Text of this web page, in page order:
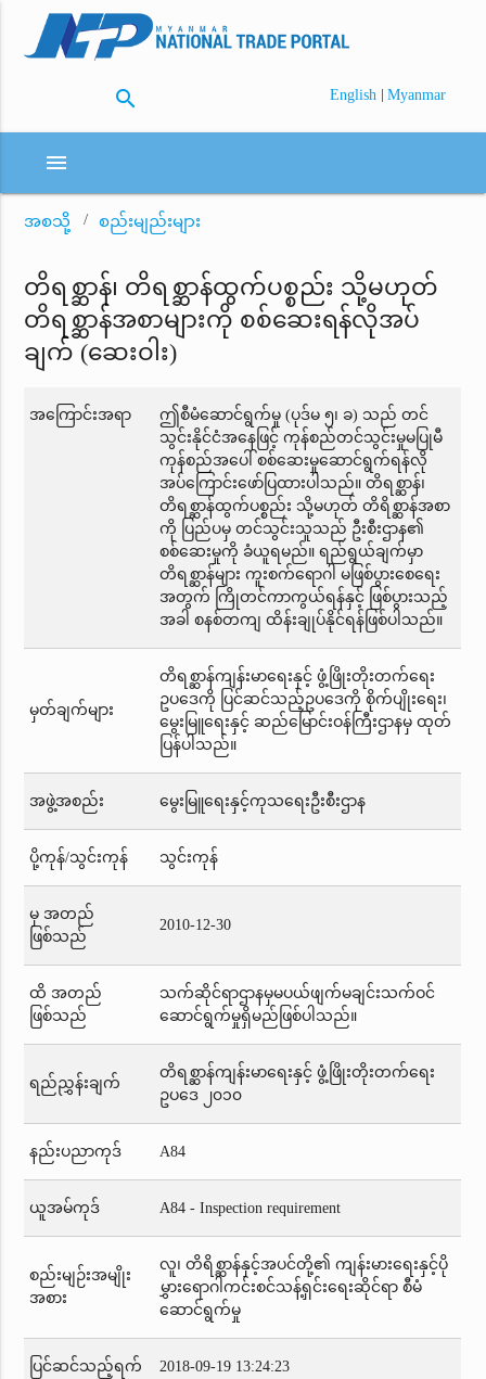
search English | Myanmar
menu
အစသို့ စည်းမျည်းများ
တိရစ္ဆာန်၊ တိရစ္ဆာန်ထွက်ပစ္စည်း သို့မဟုတ်
တိရစ္ဆာန်အစာများကို စစ်ဆေးရန်လိုအပ်
ချက် (ဆေးဝါး)
အကြောင်းအရာ
ဤစီမံဆောင်ရွက်မှု (ပုဒ်မ ၅၊ ခ) သည် တင်
သွင်းနိုင်ငံအနေဖြင့် ကုန်စည်တင်သွင်းမှုမပြုမီ
ကုန်စည်အပေါ် စစ်ဆေးမှုဆောင်ရွက်ရန်လို
အပ်ကြောင်းဖော်ပြထားပါသည်။ တိရစ္ဆာန်၊
တိရစ္ဆာန်ထွက်ပစ္စည်း သို့မဟုတ် တိရိစ္ဆာန်အစာ
ကို ပြည်ပမှ တင်သွင်းသူသည် ဦးစီးဌာန၏
စစ်ဆေးမှုကို ခံယူရမည်။ ရည်ရွယ်ချက်မှာ
တိရစ္ဆာန်များ ကူးစက်ရောဂါ မဖြစ်ပွားစေရေး
အတွက် ကြိုတင်ကာကွယ်ရန်နှင့် ဖြစ်ပွားသည့်
အခါ စနစ်တကျ ထိန်းချုပ်နိုင်ရန်ဖြစ်ပါသည်။
မှတ်ချက်များ
တိရစ္ဆာန်ကျန်းမာရေးနှင့် ဖွံ့ဖြိုးတိုးတက်ရေး
ဥပဒေကို ပြင်ဆင်သည့်ဥပဒေကို စိုက်ပျိုးရေး၊
မွေးမြူရေးနှင့် ဆည်မြောင်းဝန်ကြီးဌာနမှ ထုတ်
ပြန်ပါသည်။
အဖွဲ့အစည်း မွေးမြူရေးနှင့်ကုသရေးဦးစီးဌာန
ပို့ကုန်/သွင်းကုန် သွင်းကုန်
မှ အတည်
ဖြစ်သည်
2010-12-30
ထိ အတည်
ဖြစ်သည်
သက်ဆိုင်ရာဌာနမှမပယ်ဖျက်မချင်းသက်ဝင်
ဆောင်ရွက်မှုရှိမည်ဖြစ်ပါသည်။
ရည်ညွှန်းချက်
တိရစ္ဆာန်ကျန်းမာရေးနှင့် ဖွံ့ဖြိုးတိုးတက်ရေး
ဥပဒေ ၂၀၁၀
နည်းပညာကုဒ် A84
ယူအမ်ကုဒ် A84 - Inspection requirement
စည်းမျဉ်းအမျိုး
အစား
လူ၊ တိရိစ္ဆာန်နှင့်အပင်တို့၏ ကျန်းမားရေးနှင့်ပို
မွှားရောဂါကင်းစင်သန့်ရှင်းရေးဆိုင်ရာ စီမံ
ဆောင်ရွက်မှု
ပြင်ဆင်သည့်ရက် 2018-09-19 13:24:23